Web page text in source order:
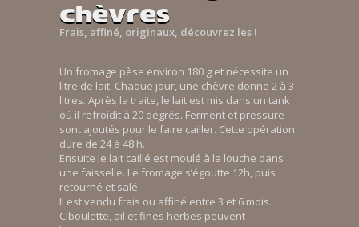
chèvres
Frais, affiné, originaux, découvrez les !
Un fromage pèse environ 180 g et nécessite un
litre de lait. Chaque jour, une chèvre donne 2 à 3
litres. Après la traite, le lait est mis dans un tank
où il refroidit à 20 degrés. Ferment et pressure
sont ajoutés pour le faire cailler. Cette opération
dure de 24 à 48 h.
Ensuite le lait caillé est moulé à la louche dans
une faisselle. Le fromage s’égoutte 12h, puis
retourné et salé.
Il est vendu frais ou affiné entre 3 et 6 mois.
Ciboulette, ail et fines herbes peuvent